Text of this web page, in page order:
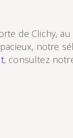
de Clichy,
notre
, consultez